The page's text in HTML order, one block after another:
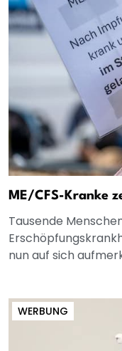
ME/CFS-Kranke
Tausende
nun auf sich
WERBUNG